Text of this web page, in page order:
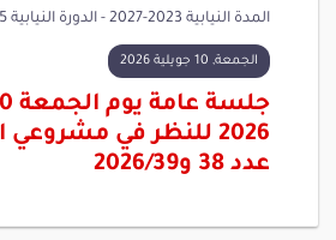
المدة النيابية 2023-2027 - الدورة النيابية 2025 - 2026
الجمعة, 10 جويلية 2026
2026 للنظر في مشروعي
عدد 38 و2026/39